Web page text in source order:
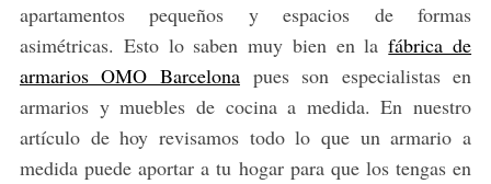
apartamentos pequeños y espacios de formas
asimétricas. Esto lo saben muy bien en lafábrica de
armarios OMO Barcelonapues son especialistas en
armarios y muebles de cocina a medida. En nuestro
artículo de hoy revisamos todo lo que un armario a
medida puede aportar a tu hogar para que los tengas en